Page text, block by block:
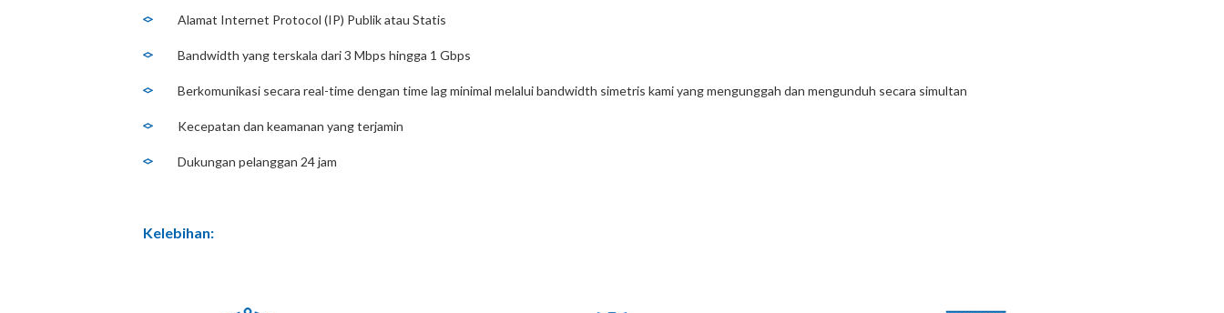
Alamat Internet Protocol (IP) Publik atau Statis
Bandwidth yang terskala dari 3 Mbps hingga 1 Gbps
Berkomunikasi secara real-time dengan time lag minimal melalui bandwidth simetris kami yang mengunggah dan mengunduh secara simultan
Kecepatan dan keamanan yang terjamin
Dukungan pelanggan 24 jam
Kelebihan: